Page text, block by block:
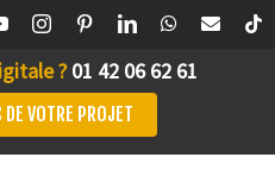
? 01 42 06 62 61
DE VOTRE PROJET